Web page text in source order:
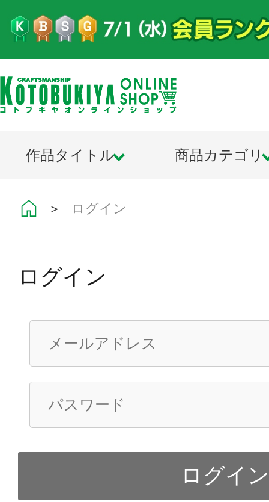
作品タイトル 商品カテゴリ
＞ ログイン
ログイン